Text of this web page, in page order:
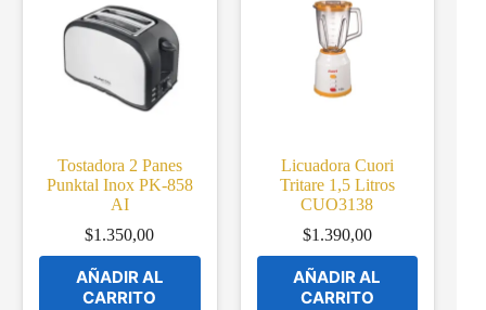
Tostadora 2 Panes
Punktal Inox PK-858
AI
$1.350,00
AÑADIR AL
CARRITO
Licuadora Cuori
Tritare 1,5 Litros
CUO3138
$1.390,00
AÑADIR AL
CARRITO